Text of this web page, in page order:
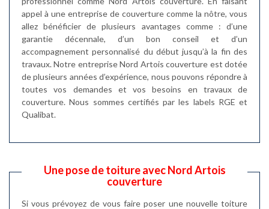
appel à une entreprise de couverture comme la nôtre, vous
allez bénéficier de plusieurs avantages comme : d’une
garantie décennale, d’un bon conseil et d’un
accompagnement personnalisé du début jusqu’à la fin des
travaux. Notre entreprise Nord Artois couverture est dotée
de plusieurs années d’expérience, nous pouvons répondre à
toutes vos demandes et vos besoins en travaux de
couverture. Nous sommes certifiés par les labels RGE et
Qualibat.
Une pose de toiture avec Nord Artois
couverture
Si vous prévoyez de vous faire poser une nouvelle toiture